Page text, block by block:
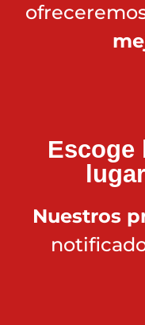
Escoge
Nuestros